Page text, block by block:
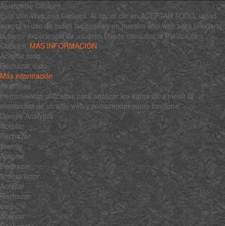
Ajustes de Cookies
Este sitio Web usa Cookies. Al hacer clic en ACEPTAR TODO, usted
acepta el uso de todas las cookies en nuestro sitio web para brindarle
la mejor experiencia de usuario. Puede consultar la Política de
Cookies: MÁS INFORMACIÓN
Aceptar todo
Rechazar todo
Más información
Analíticas
Herramientas utilizadas para analizar los datos para medir la
efectividad de un sitio web y comprender cómo funciona.
Google Analytics
Aceptar
Rechazar
$family
Aceptar
Rechazar
$constructor
Aceptar
Rechazar
each
Aceptar